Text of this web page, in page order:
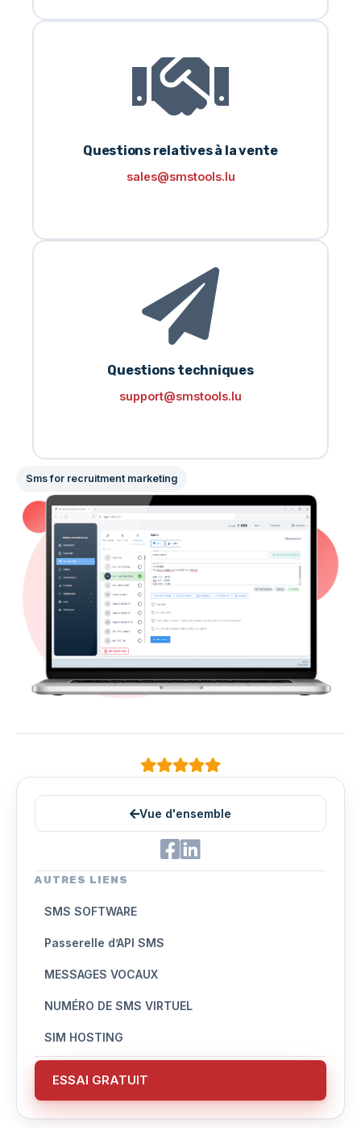
Questions relatives à la vente
sales@smstools.lu
Questions techniques
support@smstools.lu
Sms for recruitment marketing
Vue d'ensemble
AUTRES LIENS
SMS SOFTWARE
Passerelle d’API SMS
MESSAGES VOCAUX
NUMÉRO DE SMS VIRTUEL
SIM HOSTING
ESSAI GRATUIT